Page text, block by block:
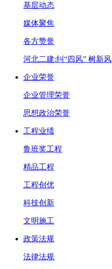
基层动态
媒体聚焦
各方赞誉
河北二建:纠“四风” 树新风
企业荣誉
企业管理荣誉
思想政治荣誉
工程业绩
鲁班奖工程
精品工程
工程创优
科技创新
文明施工
政策法规
法律法规